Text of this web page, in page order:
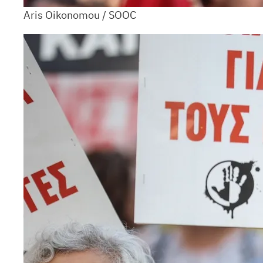
Aris Oikonomou / SOOC